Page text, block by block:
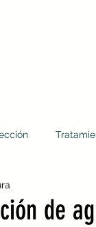
de